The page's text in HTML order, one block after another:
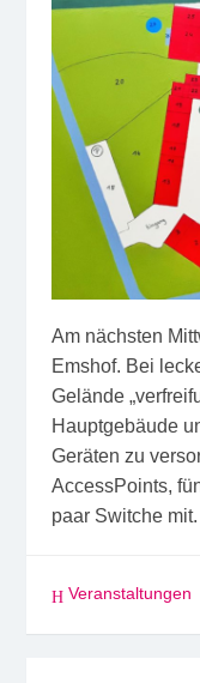
Am nächsten
Emshof. Bei
Gelände
Hauptgebäude
Geräten zu
AccessPoints,
paar Switche
Veranstaltungen